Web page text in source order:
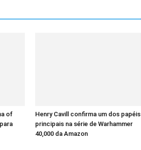
of
Henry Cavill confirma um dos papéis
principais na série de Warhammer
40,000 da Amazon